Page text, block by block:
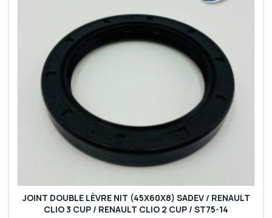
JOINT DOUBLE LÈVRE NIT (45X60X8) SADEV / RENAULT
CLIO 3 CUP / RENAULT CLIO 2 CUP / ST75-14